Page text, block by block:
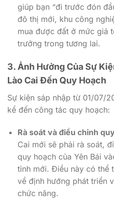
giúp bạn “đi trước đón
đô thị mới, khu công
mua được đất ở mức giá
trưởng trong tương lai.
3. Ảnh Hưởng Của Sự
Lào Cai Đến Quy Hoạch
Sự kiện sáp nhập từ 01/07/
kể đến công tác quy hoạch:
Rà soát và điều chỉnh
Cai mới sẽ phải rà soát,
quy hoạch của Yên Bái
tỉnh mới. Điều này có thể
về định hướng phát triển
chức năng.